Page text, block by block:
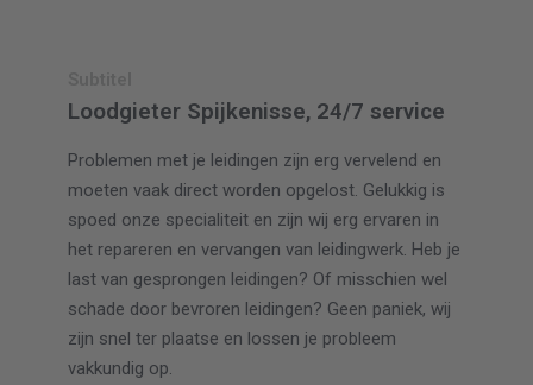
Loodgieter Spijkenisse, 24/7 service
Problemen met je leidingen zijn erg vervelend en
moeten vaak direct worden opgelost. Gelukkig is
spoed onze specialiteit en zijn wij erg ervaren in
het repareren en vervangen van leidingwerk. Heb je
last van gesprongen leidingen? Of misschien wel
schade door bevroren leidingen? Geen paniek, wij
zijn snel ter plaatse en lossen je probleem
vakkundig op.